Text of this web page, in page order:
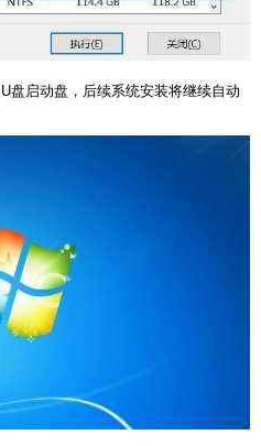
U盘启动盘，后续系统安装将继续自动